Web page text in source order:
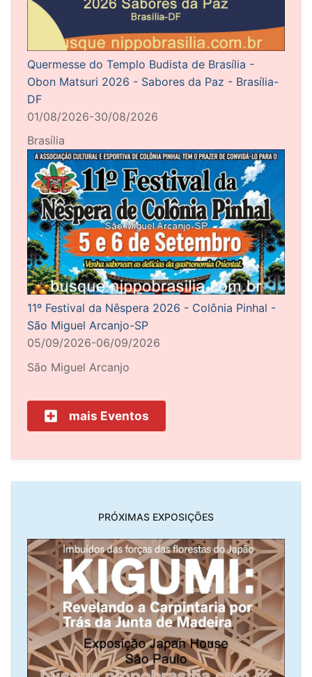
Quermesse do Templo Budista de Brasília -
Obon Matsuri 2026 - Sabores da Paz - Brasília-
DF
01/08/2026-30/08/2026
Brasília
11º Festival da Nêspera 2026 - Colônia Pinhal -
São Miguel Arcanjo-SP
05/09/2026-06/09/2026
São Miguel Arcanjo
mais Eventos
PRÓXIMAS EXPOSIÇÕES